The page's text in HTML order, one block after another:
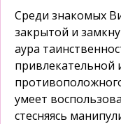
Среди знакомых
закрытой и
аура
привлекательной
умеет
стесняясь